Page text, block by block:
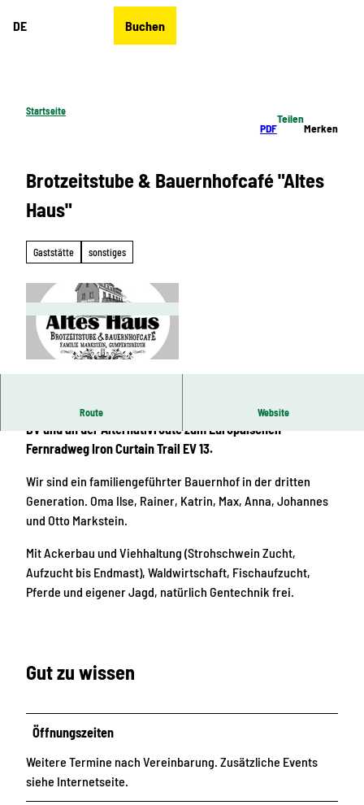
DE Buchen
Startseite
PDF
Teilen
Merken
Brotzeitstube & Bauernhofcafé "Altes
Haus"
Gaststätte sonstiges
Route Website
Gemütliches Gasthaus direkt an den Radwegen HO 9 und HO
BV und an der Alternativroute zum Europäischen
Fernradweg Iron Curtain Trail EV 13.
Wir sind ein familiengeführter Bauernhof in der dritten
Generation. Oma Ilse, Rainer, Katrin, Max, Anna, Johannes
und Otto Markstein.
Mit Ackerbau und Viehhaltung (Strohschwein Zucht,
Aufzucht bis Endmast), Waldwirtschaft, Fischaufzucht,
Pferde und eigener Jagd, natürlich Gentechnik frei.
Gut zu wissen
Öffnungszeiten
Weitere Termine nach Vereinbarung. Zusätzliche Events
siehe Internetseite.